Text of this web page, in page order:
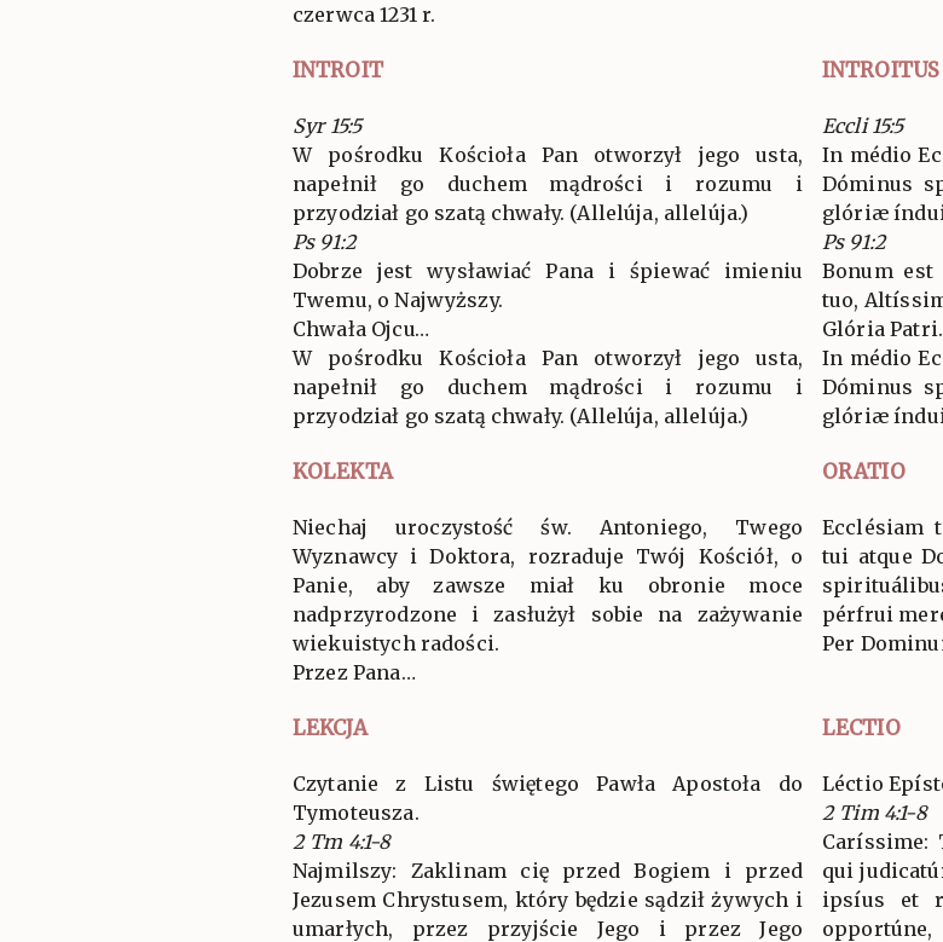
czerwca 1231 r.
INTROIT INTROITUS
Syr 15:5
W pośrodku Kościoła Pan otworzył jego usta,
napełnił go duchem mądrości i rozumu i
przyodział go szatą chwały. (Allelúja, allelúja.)
Ps 91:2
Dobrze jest wysławiać Pana i śpiewać imieniu
Twemu, o Najwyższy.
Chwała Ojcu…
W pośrodku Kościoła Pan otworzył jego usta,
napełnił go duchem mądrości i rozumu i
przyodział go szatą chwały. (Allelúja, allelúja.)
Eccli 15:5
In médio
Dóminus
glóriæ
Ps 91:2
Bonum
tuo,
Glória
In médio
Dóminus
glóriæ
KOLEKTA ORATIO
Niechaj uroczystość św. Antoniego, Twego
Wyznawcy i Doktora, rozraduje Twój Kościół, o
Panie, aby zawsze miał ku obronie moce
nadprzyrodzone i zasłużył sobie na zażywanie
wiekuistych radości.
Przez Pana…
Ecclésiam
tui atque
pérfrui
Per
LEKCJA LECTIO
Czytanie z Listu świętego Pawła Apostoła do
Tymoteusza.
2 Tm 4:1-8
Najmilszy: Zaklinam cię przed Bogiem i przed
Jezusem Chrystusem, który będzie sądził żywych i
umarłych, przez przyjście Jego i przez Jego
Léctio
2 Tim 4:1-8
Caríssime:
qui
ipsíus et
opportúne,